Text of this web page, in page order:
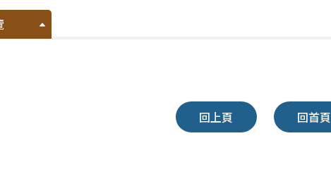
回上頁 回首頁